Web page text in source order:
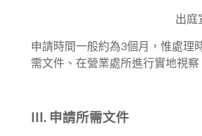
出庭
申請時間一般約為3個月，惟處理
需文件、在營業處所進行實地視
III. 申請所需文件